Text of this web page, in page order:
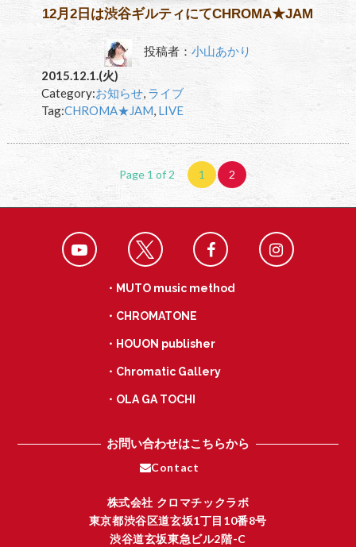
12月2日は渋谷ギルティにてCHROMA★JAM
投稿者：小山あかり
2015.12.1.(火)
Category:お知らせ, ライブ
Tag:CHROMA★JAM, LIVE
Page 1 of 2 1 2
・MUTO music method
・CHROMATONE
・HOUON publisher
・Chromatic Gallery
・OLA GA TOCHI
お問い合わせはこちらから
Contact
株式会社 クロマチックラボ
東京都渋谷区道玄坂1丁目10番8号
渋谷道玄坂東急ビル2階-C